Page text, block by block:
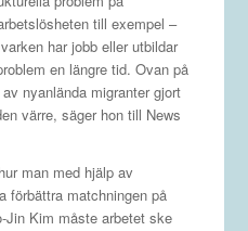
till exempel –
har jobb eller utbildar
en längre tid. Ovan på
nyanlända migranter gjort
värre, säger hon till News
man med hjälp av
förbättra matchningen på
Jin Kim måste arbetet ske